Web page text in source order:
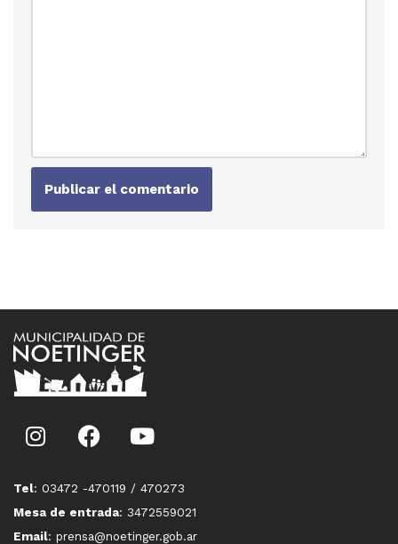
Tel: 03472 -470119 / 470273
Mesa de entrada: 3472559021
Email: prensa@noetinger.gob.ar